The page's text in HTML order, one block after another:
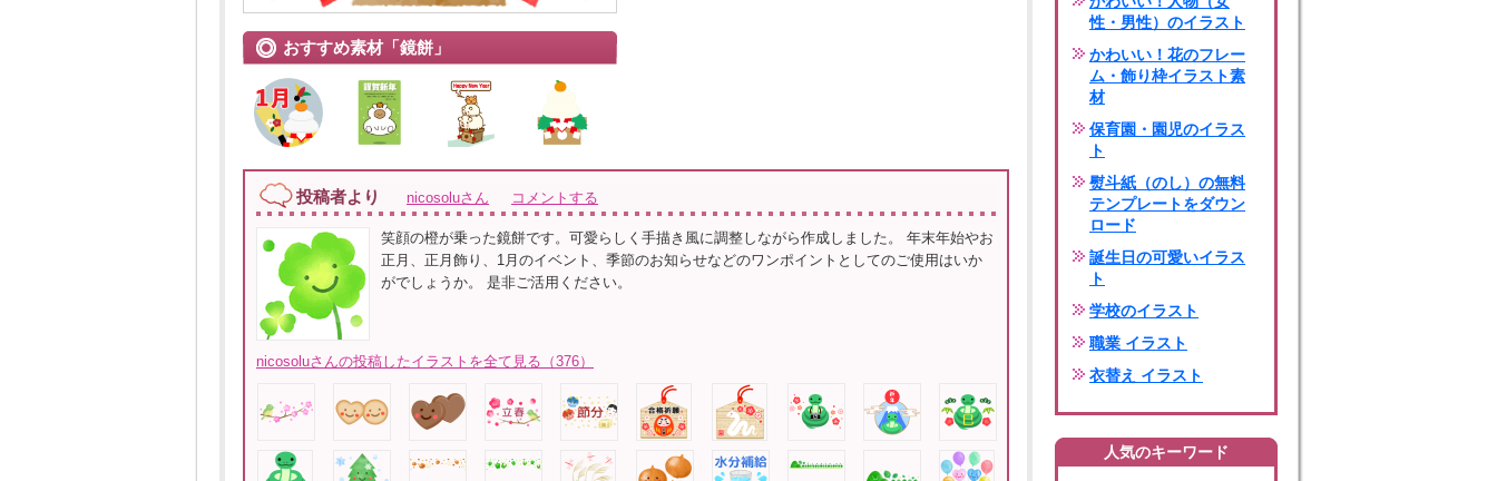
おすすめ素材「鏡餅」
投稿者より nicosoluさん コメントする
笑顔の橙が乗った鏡餅です。可愛らしく手描き風に調整しながら作成しました。 年末年始やお
正月、正月飾り、1月のイベント、季節のお知らせなどのワンポイントとしてのご使用はいか
がでしょうか。 是非ご活用ください。
nicosoluさんの投稿したイラストを全て見る（376）
性・男性）のイラスト
かわいい！花のフレー
ム・飾り枠イラスト素
材
保育園・園児のイラス
ト
熨斗紙（のし）の無料
テンプレートをダウン
ロード
誕生日の可愛いイラス
ト
学校のイラスト
職業 イラスト
衣替え イラスト
人気のキーワード